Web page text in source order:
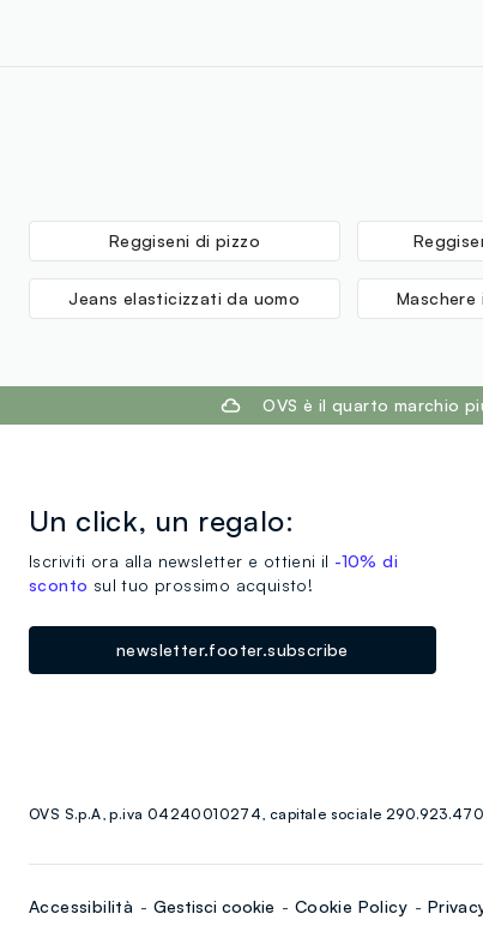
Reggiseni di pizzo
Jeans elasticizzati da uomo
OVS è il quarto marchio
Un click, un regalo:
Iscriviti ora alla newsletter e ottieni il -10% di
sconto sul tuo prossimo acquisto!
newsletter.footer.subscribe
OVS S.p.A, p.iva 04240010274, capitale sociale
Accessibilità Gestisci cookie Cookie Policy